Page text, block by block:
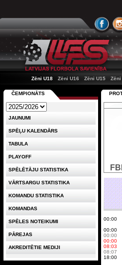
Zēni U18
Zēni U16 Zēni U15 Zēni
00:00
00:00
00:00
00:00
08:03
08:07
18:00
ČEMPIONĀTS
JAUNUMI
SPĒĻU KALENDĀRS
TABULA
PLAYOFF
SPĒLĒTĀJU STATISTIKA
VĀRTSARGU STATISTIKA
KOMANDU STATISTIKA
KOMANDAS
SPĒLES NOTEIKUMI
PĀREJAS
AKREDITĒTIE MEDIJI